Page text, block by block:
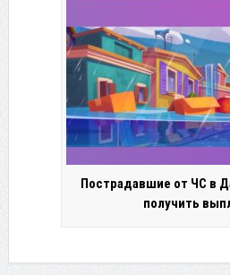
Пострадавшие от ЧС в
получить